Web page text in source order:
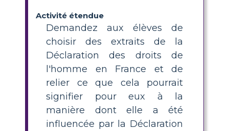
Activité étendue
Demandez aux élèves de
choisir des extraits de la
Déclaration des droits de
l'homme en France et de
relier ce que cela pourrait
signifier pour eux à la
manière dont elle a été
influencée par la Déclaration